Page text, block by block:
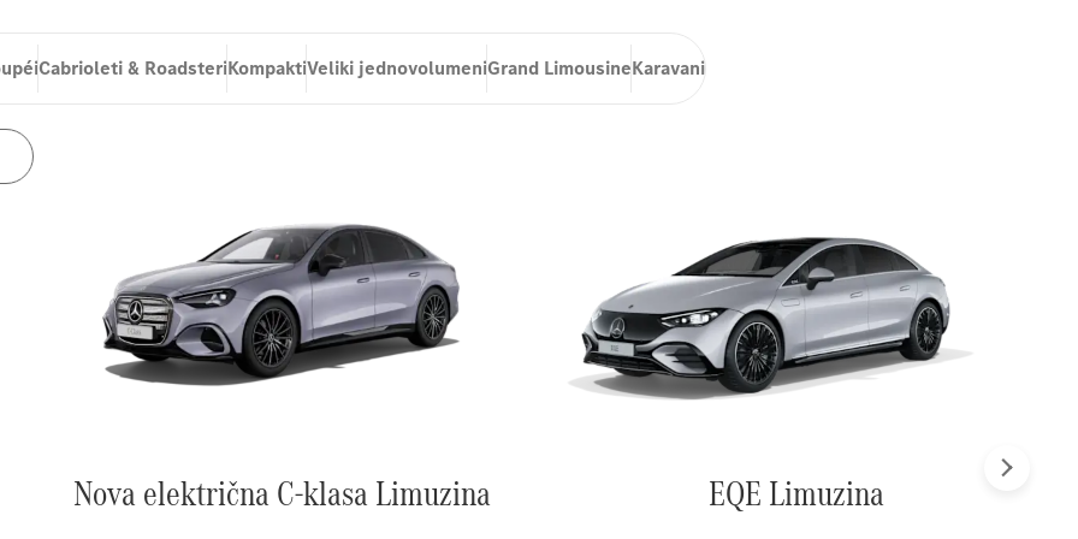
Cabrioleti & RoadsteriKompaktiVeliki jednovolumeniGrand LimousineKaravani
Sljedeće
Nova električna C-klasa Limuzina EQE Limuzina